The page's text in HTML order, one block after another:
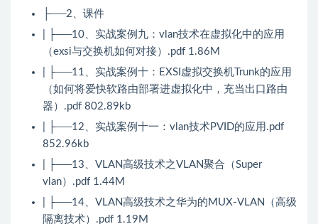
├──2、课件
| ├──10、实战案例九：vlan技术在虚拟化中的应用
（exsi与交换机如何对接）.pdf 1.86M
| ├──11、实战案例十：EXSI虚拟交换机Trunk的应用
（如何将爱快软路由部署进虚拟化中，充当出口路由
器）.pdf 802.89kb
| ├──12、实战案例十一：vlan技术PVID的应用.pdf
852.96kb
| ├──13、VLAN高级技术之VLAN聚合（Super
vlan）.pdf 1.44M
| ├──14、VLAN高级技术之华为的MUX-VLAN（高级
隔离技术）.pdf 1.19M